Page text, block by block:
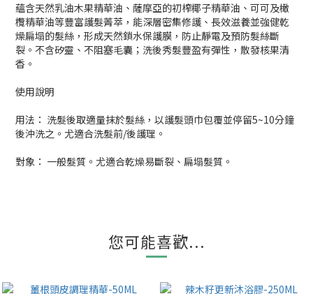
蘊含天然乳油木果精華油、薩摩亞的初榨椰子精華油、可可及橄
欖精華油等豐富護髮菁萃，能深層密集修護、長效滋養並強健乾
燥扁塌的髮絲，形成天然鎖水保護膜，防止靜電及預防髮絲斷
裂。不含矽靈、不阻塞毛囊；洗後秀髮豐盈有彈性，散發核果清
香。
使用說明
用法： 洗髮後取適量抹於髮絲，以護髮頭巾包覆並停留5~10分鐘
後沖洗之。尤適合洗髮前/後護理。
對象： 一般髮質。尤適合乾燥易斷裂、扁塌髮質。
您可能喜歡...